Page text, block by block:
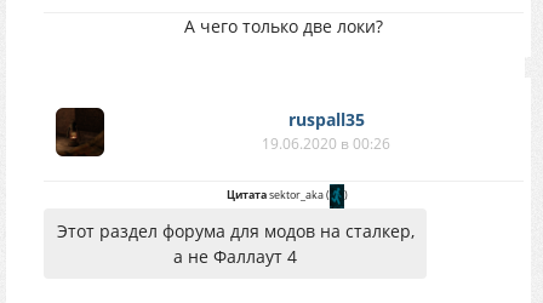
А чего только две локи?
ruspall35
19.06.2020 в 00:26
Цитатаsektor_aka( )
Этот раздел форума для модов на сталкер,
а не Фаллаут 4